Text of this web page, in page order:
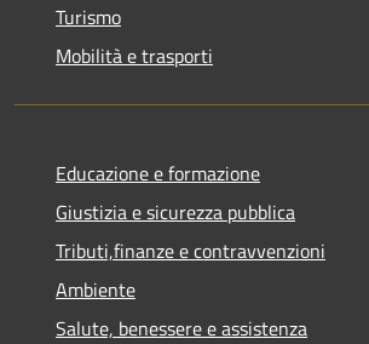
Turismo
Mobilità e trasporti
Educazione e formazione
Giustizia e sicurezza pubblica
Tributi,finanze e contravvenzioni
Ambiente
Salute, benessere e assistenza